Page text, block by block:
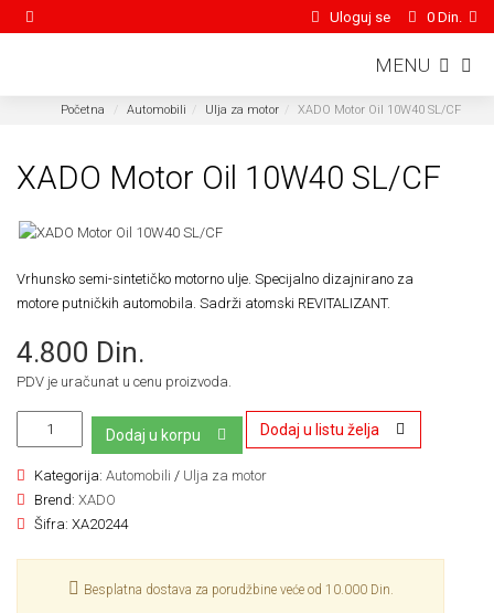
Uloguj se 0 Din.
MENU
Početna Automobili Ulja za motor XADO Motor Oil 10W40 SL/CF
XADO Motor Oil 10W40 SL/CF
Vrhunsko semi-sintetičko motorno ulje. Specijalno dizajnirano za
motore putničkih automobila. Sadrži atomski REVITALIZANT.
4.800 Din.
PDV je uračunat u cenu proizvoda.
Dodaj u korpu Dodaj u listu želja
Kategorija: Automobili / Ulja za motor
Brend: XADO
Šifra: XA20244
Besplatna dostava za porudžbine veće od 10.000 Din.